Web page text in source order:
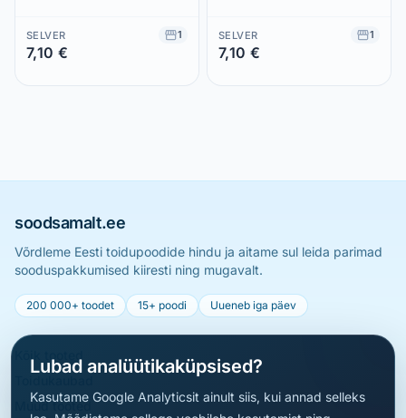
SELVER 1
7,10 €
SELVER 1
7,10 €
soodsamalt.ee
Võrdleme Eesti toidupoodide hindu ja aitame sul leida parimad
sooduspakkumised kiiresti ning mugavalt.
200 000+ toodet 15+ poodi Uueneb iga päev
Muud tooted
Lubad analüütikaküpsised?
Kasutame Google Analyticsit ainult siis, kui annad selleks